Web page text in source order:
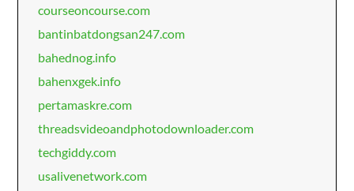
courseoncourse.com
bantinbatdongsan247.com
bahednog.info
bahenxgek.info
pertamaskre.com
threadsvideoandphotodownloader.com
techgiddy.com
usalivenetwork.com